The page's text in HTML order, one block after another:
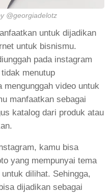
@georgiadelotz
untuk dijadikan
untuk bisnismu.
pada instagram
menutup
mengunggah video untuk
manfaatkan sebagai
katalog dari produk atau
kamu bisa
yang mempunyai tema
dilihat. Sehingga,
dijadikan sebagai